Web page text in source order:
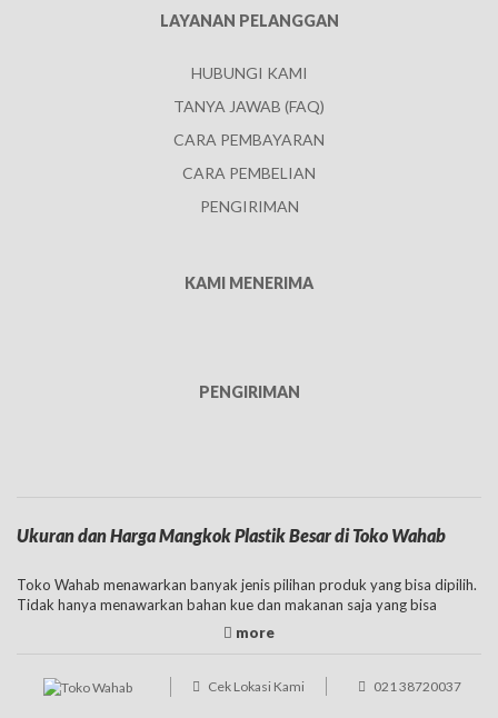
LAYANAN PELANGGAN
HUBUNGI KAMI
TANYA JAWAB (FAQ)
CARA PEMBAYARAN
CARA PEMBELIAN
PENGIRIMAN
KAMI MENERIMA
PENGIRIMAN
Ukuran dan Harga Mangkok Plastik Besar di Toko Wahab
Toko Wahab menawarkan banyak jenis pilihan produk yang bisa dipilih.
Tidak hanya menawarkan bahan kue dan makanan saja yang bisa
didapatkan di tempat ini seperti keju, tepung, selai, biji-bijian,
peralatan makan yang dibutuhkan. Ditokowahab.com menjadi pilihan
Cek Lokasi Kami 021 38720037